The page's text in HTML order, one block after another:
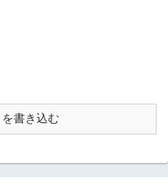
書き込む